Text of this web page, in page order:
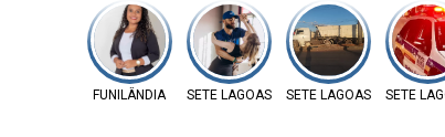
FUNILÂNDIA SETE LAGOAS SETE LAGOAS SETE